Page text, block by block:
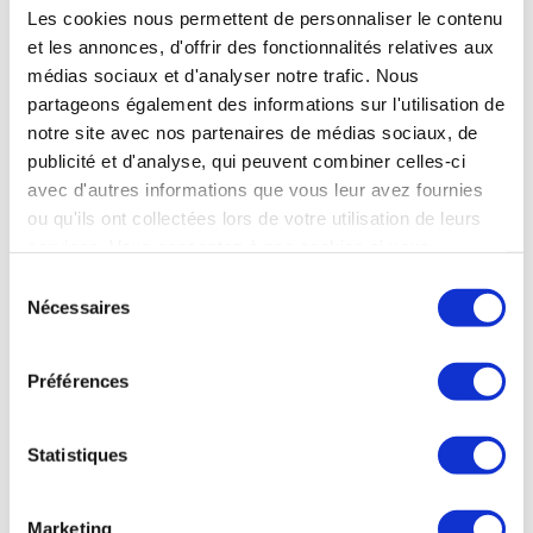
Les cookies nous permettent de personnaliser le contenu
et les annonces, d'offrir des fonctionnalités relatives aux
médias sociaux et d'analyser notre trafic. Nous
partageons également des informations sur l'utilisation de
notre site avec nos partenaires de médias sociaux, de
publicité et d'analyse, qui peuvent combiner celles-ci
avec d'autres informations que vous leur avez fournies
ou qu'ils ont collectées lors de votre utilisation de leurs
Nécessaires
Préférences
Statistiques
Marketing
complément pour se concentrer sur soi. L’eau
n’est pas étrangère au traitement ; nous suivons
la cure de boisson scrupuleusement et
sa composition, adaptée aux maladies, montre
ses effets.
Affections digestives
Claudette, curiste affections digestives
J’ai fait une 1ère cure en rhumatologie à la suite
d’un accident. Les soins dans l’eau avaient